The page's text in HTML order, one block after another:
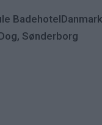
Sønderborg